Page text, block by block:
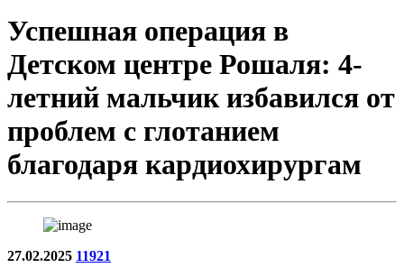
Успешная операция в
Детском центре Рошаля: 4-
летний мальчик избавился от
проблем с глотанием
благодаря кардиохирургам
27.02.2025 11921